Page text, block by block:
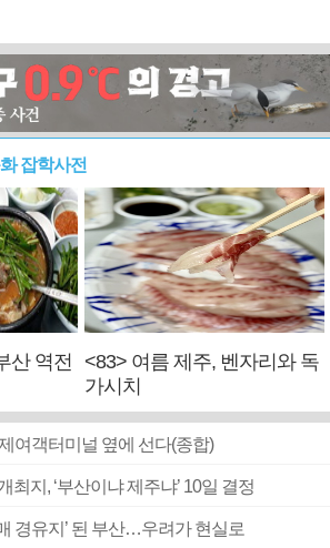
잡학사전
산 역전
<83> 여름 제주, 벤자리와 독
가시치
여객터미널 옆에 선다(종합)
최지, ‘부산이냐 제주냐’ 10일 결정
경유지’ 된 부산…우려가 현실로